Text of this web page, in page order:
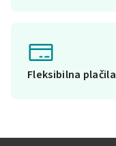
Fleksibilna plačila